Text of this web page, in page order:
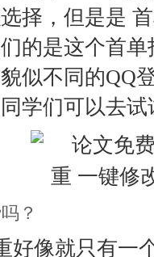
择，但是是
的是这个首
似不同的QQ
学们可以去试
？
好像就只有一